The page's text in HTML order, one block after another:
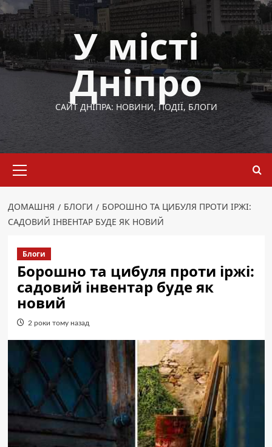
Перейти
до
вмісту
У місті
Дніпро
САЙТ ДНІПРА: НОВИНИ, ПОДІЇ, БЛОГИ
меню
ДОМАШНЯ БЛОГИ
БОРОШНО ТА ЦИБУЛЯ ПРОТИ ІРЖІ:
САДОВИЙ ІНВЕНТАР БУДЕ ЯК НОВИЙ
Блоги
Борошно та цибуля проти іржі:
садовий інвентар буде як
новий
2 роки тому назад